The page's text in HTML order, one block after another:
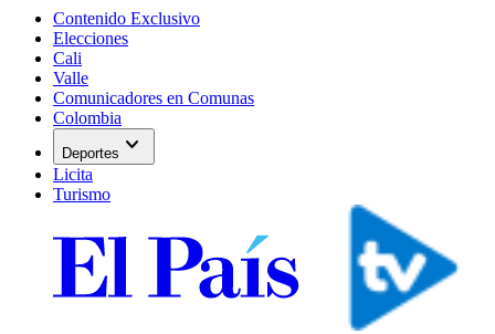
Contenido Exclusivo
Elecciones
Cali
Valle
Comunicadores en Comunas
Colombia
Deportes expand_more
Licita
Turismo